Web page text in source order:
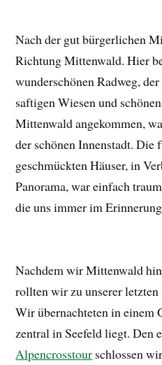
Nach der gut bürgerlichen
Richtung Mittenwald. Hier
wunderschönen Radweg,
saftigen Wiesen und
Mittenwald angekommen,
der schönen Innenstadt. Die
geschmückten Häuser, in
Panorama, war einfach
die uns immer im
Nachdem wir Mittenwald
rollten wir zu unserer letzten
Wir übernachteten in einem
zentral in Seefeld liegt. Den
Alpencrosstour schlossen